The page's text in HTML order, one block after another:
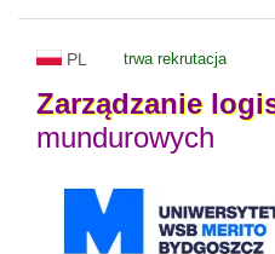
PL trwa rekrutacja
Zarządzanie
mundurowych